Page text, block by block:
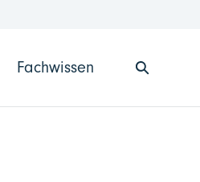
Fachwissen